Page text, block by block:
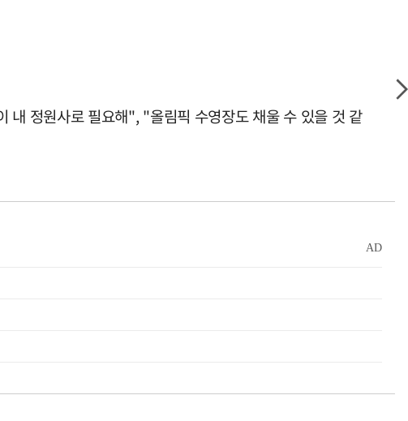
내 정원사로 필요해", "올림픽 수영장도 채울 수 있을 것 같